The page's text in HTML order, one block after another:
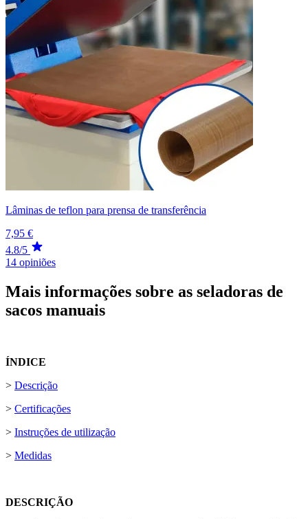
Lâminas de teflon para prensa de transferência
7,95 €
4.8/5
14 opiniões
Mais informações sobre as seladoras de
sacos manuais
ÍNDICE
> Descrição
> Certificações
> Instruções de utilização
> Medidas
DESCRIÇÃO